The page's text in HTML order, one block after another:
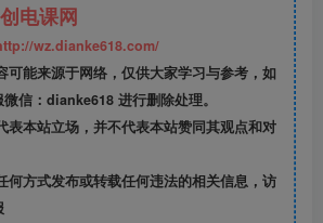
电课网
wz.dianke618.com/
可能来源于网络，仅供大家学习与参考，如
信：dianke618 进行删除处理。
表本站立场，并不代表本站赞同其观点和对
何方式发布或转载任何违法的相关信息，访